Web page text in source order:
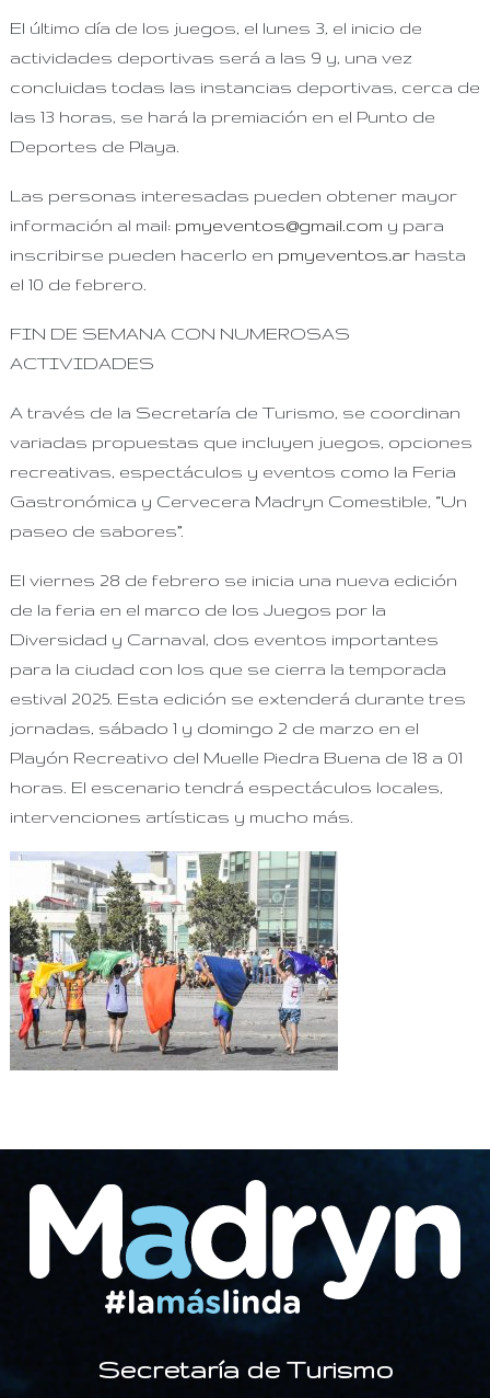
El último día de los juegos, el lunes 3, el inicio de
actividades deportivas será a las 9 y, una vez
concluidas todas las instancias deportivas, cerca de
las 13 horas, se hará la premiación en el Punto de
Deportes de Playa.
Las personas interesadas pueden obtener mayor
información al mail: pmyeventos@gmail.com y para
inscribirse pueden hacerlo en pmyeventos.arhasta
el 10 de febrero.
FIN DE SEMANA CON NUMEROSAS
ACTIVIDADES
A través de la Secretaría de Turismo, se coordinan
variadas propuestas que incluyen juegos, opciones
recreativas, espectáculos y eventos como la Feria
Gastronómica y Cervecera Madryn Comestible, “Un
paseo de sabores”.
El viernes 28 de febrero se inicia una nueva edición
de la feria en el marco de los Juegos por la
Diversidad y Carnaval, dos eventos importantes
para la ciudad con los que se cierra la temporada
estival 2025. Esta edición se extenderá durante tres
jornadas, sábado 1 y domingo 2 de marzo en el
Playón Recreativo del Muelle Piedra Buena de 18 a 01
horas. El escenario tendrá espectáculos locales,
intervenciones artísticas y mucho más.
Secretaría de Turismo